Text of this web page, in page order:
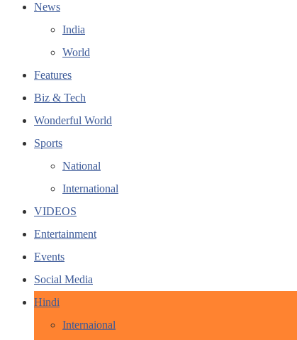
News
India
World
Features
Biz & Tech
Wonderful World
Sports
National
International
VIDEOS
Entertainment
Events
Social Media
Hindi
Internaional